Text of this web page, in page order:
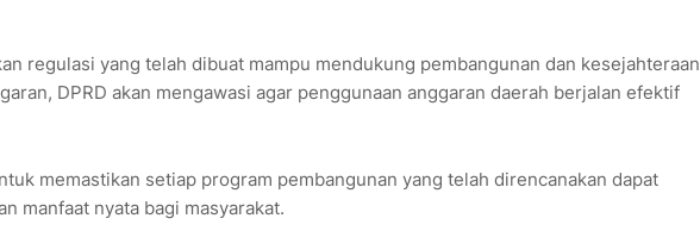
regulasi yang telah dibuat mampu mendukung pembangunan dan kesejahteraan
DPRD akan mengawasi agar penggunaan anggaran daerah berjalan efektif
memastikan setiap program pembangunan yang telah direncanakan dapat
manfaat nyata bagi masyarakat.